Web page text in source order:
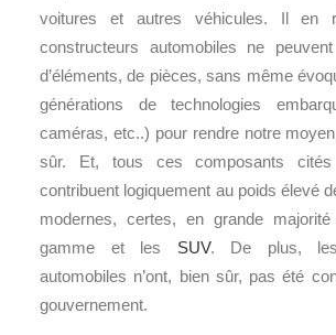
voitures et autres véhicules. Il en
constructeurs automobiles ne
d’éléments, de pièces, sans même
générations de technologies
caméras, etc..) pour rendre notre
sûr. Et, tous ces composants cités
contribuent logiquement au poids élevé
modernes, certes, en grande
gamme et les SUV. De plus, les
automobiles n’ont, bien sûr, pas été
gouvernement.